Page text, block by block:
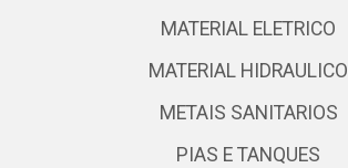
MATERIAL ELETRICO
MATERIAL HIDRAULICO
METAIS SANITARIOS
PIAS E TANQUES